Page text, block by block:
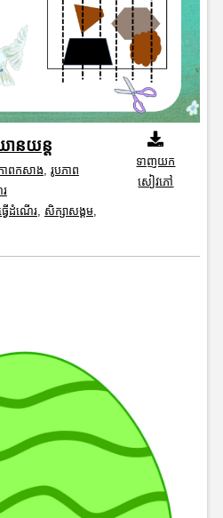
ានយន្ត
ាពកសាង, រូបភាព
ើដំណើរ, សិក្សាសង្គម,
ទាញយក
សៀវភៅ